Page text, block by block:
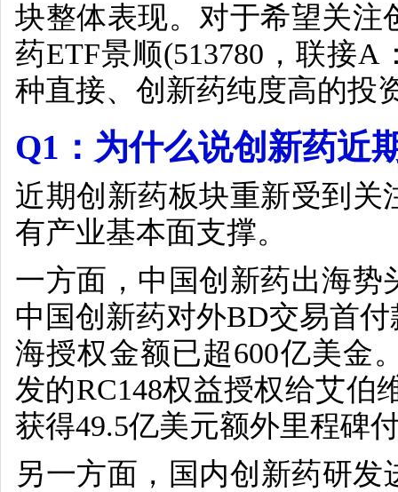
块整体表现。对于希望关注
药ETF景顺(513780 ，联接A
种直接、创新药纯度高的投
Q1 ：为什么说创新药近
近期创新药板块重新受到
有产业基本面支撑。
一方面，中国创新药出海势
中国创新药对外BD交易首
海授权金额已超600亿美金
发的RC148权益授权给艾伯
获得49.5亿美元额外里程碑
另一方面，国内创新药研